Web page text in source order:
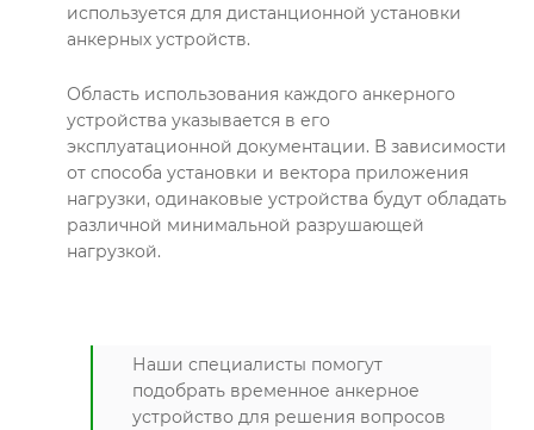
используется для дистанционной установки
анкерных устройств.
Область использования каждого анкерного
устройства указывается в его
эксплуатационной документации. В зависимости
от способа установки и вектора приложения
нагрузки, одинаковые устройства будут обладать
различной минимальной разрушающей
нагрузкой.
Наши специалисты помогут
подобрать временное анкерное
устройство для решения вопросов